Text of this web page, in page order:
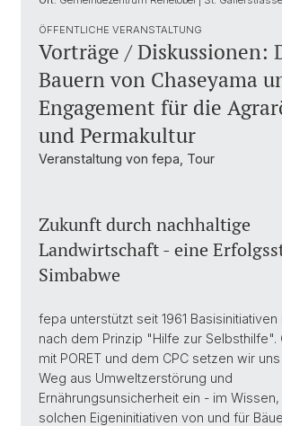
ÖFFENTLICHE VERANSTALTUNG
Vorträge / Diskussionen:
Bauern von Chaseyama
Engagement für die
und Permakultur
Veranstaltung von fepa, Tour
Zukunft durch nachhaltige
Landwirtschaft - eine
Simbabwe
fepa unterstützt seit 1961
nach dem Prinzip "Hilfe zur Selbsthilfe".
mit PORET und dem CPC setzen wir
Weg aus Umweltzerstörung und
Ernährungsunsicherheit ein - im
solchen Eigeninitiativen von und für